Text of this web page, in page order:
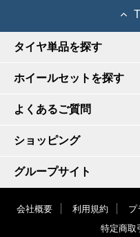
タイヤ単品を探す
ホイールセットを探す
よくあるご質問
ショッピング
グループサイト
会社概要 利用規約 プ
特定商取